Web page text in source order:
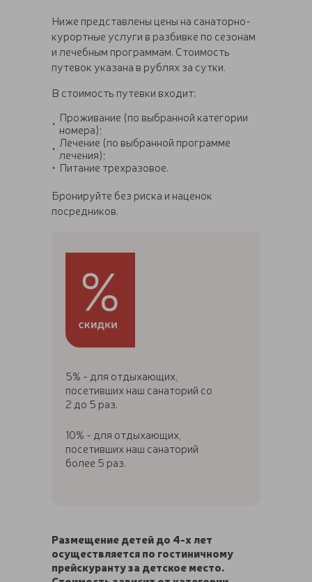
Ниже представлены цены на санаторно-
курортные услуги в разбивке по сезонам
и лечебным программам. Стоимость
путевок указана в рублях за сутки.
В стоимость путевки входит:
Проживание (по выбранной категории
номера);
Лечение (по выбранной программе
лечения);
Питание трехразовое.
Бронируйте без риска и наценок
посредников.
5% - для отдыхающих,
посетивших наш санаторий со
2 до 5 раз.
10% - для отдыхающих,
посетивших наш санаторий
более 5 раз.
Размещение детей до 4-х лет
осуществляется по гостиничному
прейскуранту за детское место.